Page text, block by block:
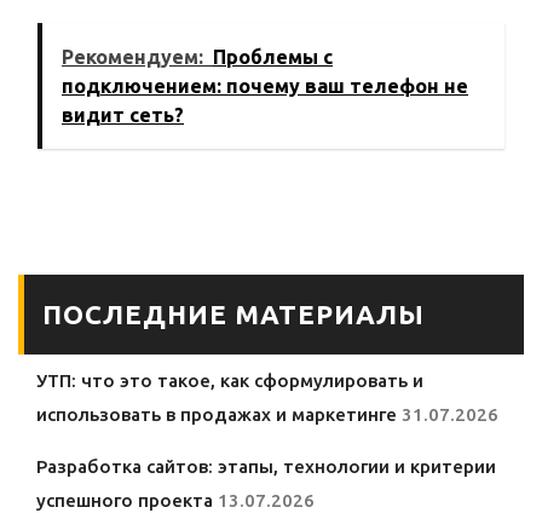
устройстве
Рекомендуем: Проблемы с
подключением: почему ваш телефон не
видит сеть?
ПОСЛЕДНИЕ МАТЕРИАЛЫ
УТП: что это такое, как сформулировать и
использовать в продажах и маркетинге 31.07.2026
Разработка сайтов: этапы, технологии и критерии
успешного проекта 13.07.2026